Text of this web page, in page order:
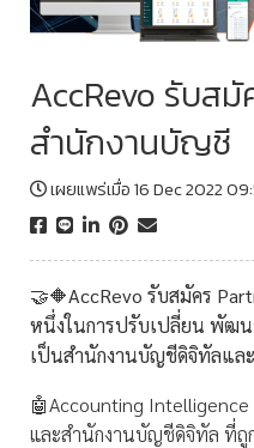
AccRevo รับส
สำนักงานบัญชี
เผยแพร่เมื่อ 16 Dec 2022
🤝🔶AccRevo รับสมัคร
หนึ่งในการปรับเปลี่ยน พัฒ
เป็นสำนักงานบัญชีดิจิทัลและ
🤖Accounting Intelligence
และสำนักงานบัญชีดิจิทัล ที่